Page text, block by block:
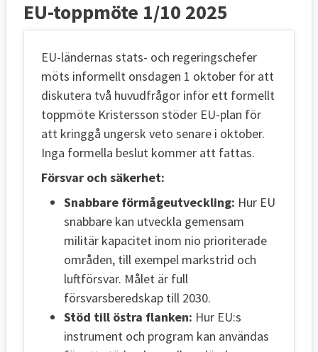
EU-toppmöte 1/10 2025
EU-ländernas stats- och regeringschefer
möts informellt onsdagen 1 oktober för att
diskutera två huvudfrågor inför ett formellt
toppmöte Kristersson stöder EU-plan för
att kringgå ungersk veto senare i oktober.
Inga formella beslut kommer att fattas.
Försvar och säkerhet:
Snabbare förmågeutveckling: Hur EU
snabbare kan utveckla gemensam
militär kapacitet inom nio prioriterade
områden, till exempel markstrid och
luftförsvar. Målet är full
försvarsberedskap till 2030.
Stöd till östra flanken: Hur EU:s
instrument och program kan användas